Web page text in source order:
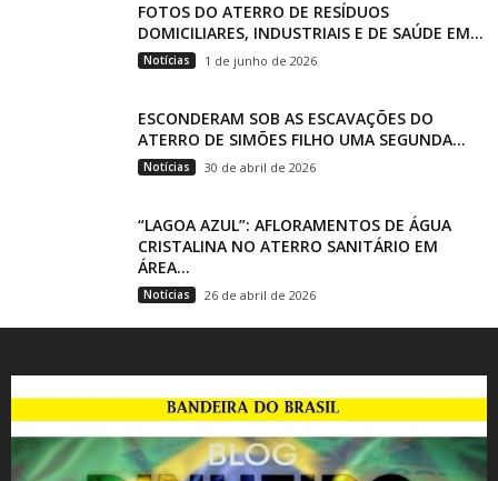
FOTOS DO ATERRO DE RESÍDUOS
DOMICILIARES, INDUSTRIAIS E DE SAÚDE EM...
Notícias 1 de junho de 2026
ESCONDERAM SOB AS ESCAVAÇÕES DO
ATERRO DE SIMÕES FILHO UMA SEGUNDA...
Notícias 30 de abril de 2026
“LAGOA AZUL”: AFLORAMENTOS DE ÁGUA
CRISTALINA NO ATERRO SANITÁRIO EM
ÁREA...
Notícias 26 de abril de 2026